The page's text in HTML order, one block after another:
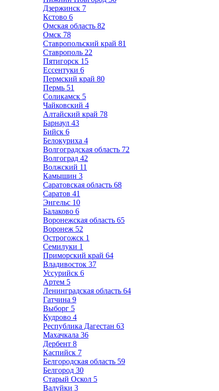
Дзержинск 7
Кстово 6
Омская область 82
Омск 78
Ставропольский край 81
Ставрополь 22
Пятигорск 15
Ессентуки 6
Пермский край 80
Пермь 51
Соликамск 5
Чайковский 4
Алтайский край 78
Барнаул 43
Бийск 6
Белокуриха 4
Волгоградская область 72
Волгоград 42
Волжский 11
Камышин 3
Саратовская область 68
Саратов 41
Энгельс 10
Балаково 6
Воронежская область 65
Воронеж 52
Острогожск 1
Семилуки 1
Приморский край 64
Владивосток 37
Уссурийск 6
Артем 5
Ленинградская область 64
Гатчина 9
Выборг 5
Кудрово 4
Республика Дагестан 63
Махачкала 36
Дербент 8
Каспийск 7
Белгородская область 59
Белгород 30
Старый Оскол 5
Валуйки 3